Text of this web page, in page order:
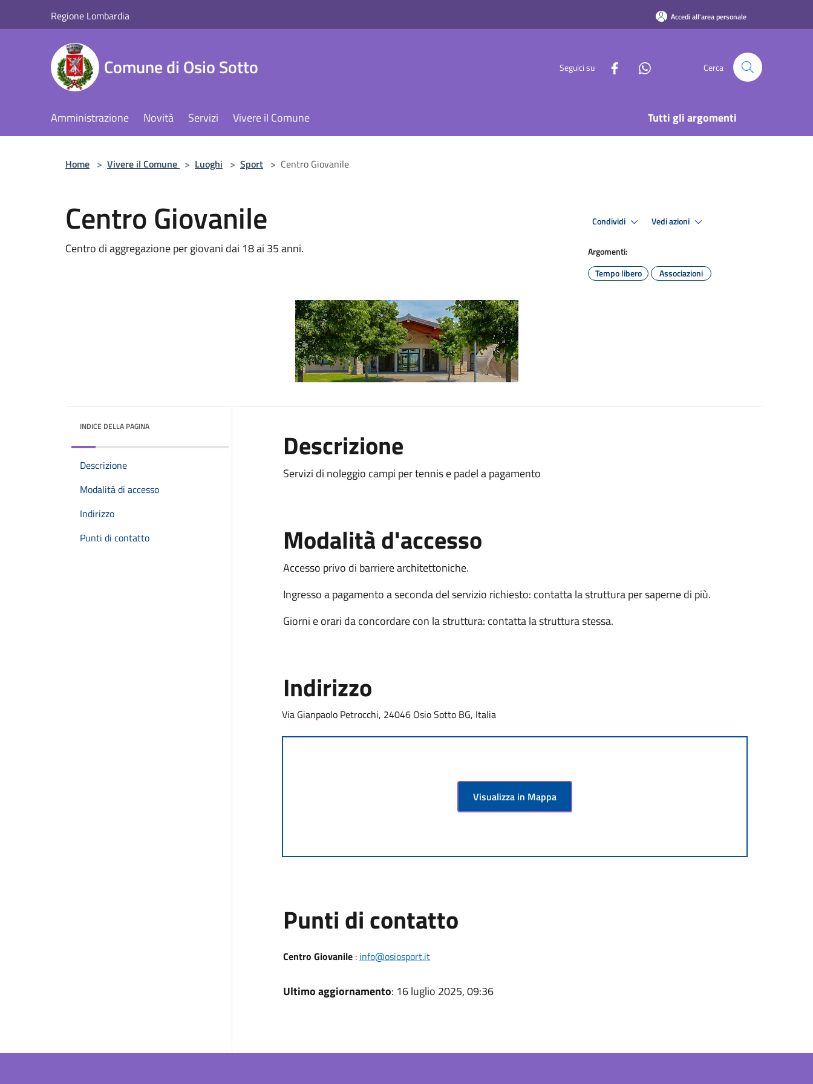
Regione Lombardia Accedi all'area personale
Comune di Osio Sotto Seguici su Cerca
Amministrazione Novità Servizi Vivere il Comune Tutti gli argomenti
Home > Vivere il Comune > Luoghi > Sport > Centro Giovanile
Centro Giovanile
Centro di aggregazione per giovani dai 18 ai 35 anni.
Condividi Vedi azioni
Argomenti:
Tempo libero
Associazioni
INDICE DELLA PAGINA
Descrizione
Modalità di accesso
Indirizzo
Punti di contatto
Descrizione
Servizi di noleggio campi per tennis e padel a pagamento
Modalità d'accesso
Accesso privo di barriere architettoniche.
Ingresso a pagamento a seconda del servizio richiesto: contatta la struttura per saperne di più.
Giorni e orari da concordare con la struttura: contatta la struttura stessa.
Indirizzo
Via Gianpaolo Petrocchi, 24046 Osio Sotto BG, Italia
Visualizza in Mappa
Punti di contatto
Centro Giovanile: info@osiosport.it
Ultimo aggiornamento: 16 luglio 2025, 09:36